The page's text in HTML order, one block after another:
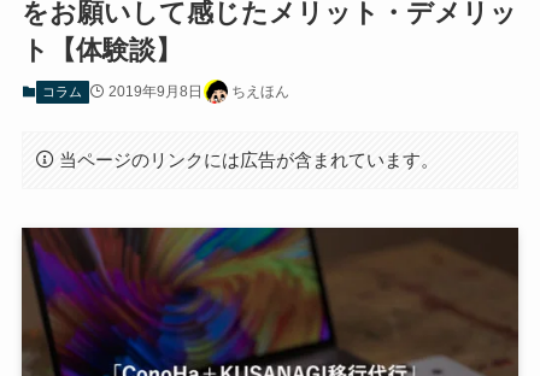
をお願いして感じたメリット・デメリッ
ト【体験談】
コラム 2019年9月8日 ちえほん
当ページのリンクには広告が含まれています。